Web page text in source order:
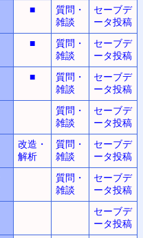
■
質問・
雑談
セーブデ
ータ投稿
■
質問・
雑談
セーブデ
ータ投稿
■
質問・
雑談
セーブデ
ータ投稿
質問・
雑談
セーブデ
ータ投稿
改造・
解析
質問・
雑談
セーブデ
ータ投稿
質問・
雑談
セーブデ
ータ投稿
セーブデ
ータ投稿